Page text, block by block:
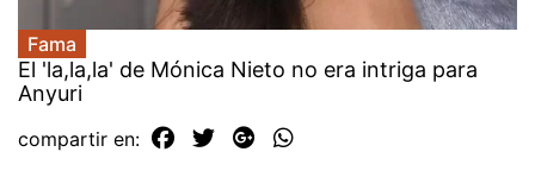
Fama
El 'la,la,la' de Mónica Nieto no era intriga para
Anyuri
compartir en: